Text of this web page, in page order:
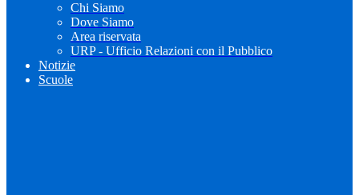
Chi Siamo
Dove Siamo
Area riservata
URP - Ufficio Relazioni con il Pubblico
Notizie
Scuole